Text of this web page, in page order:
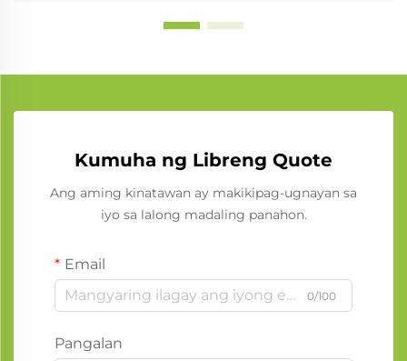
Kumuha ng Libreng Quote
Ang aming kinatawan ay makikipag-ugnayan sa
iyo sa lalong madaling panahon.
Email
0/100
Pangalan